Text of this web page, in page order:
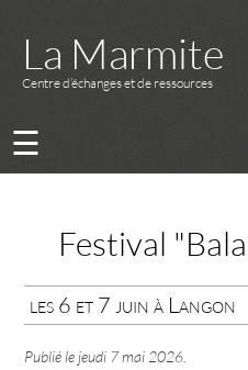
La Marmite
Centre d’échanges et de ressources
☰
Festival
les 6 et 7 juin à Langon
Publié le jeudi 7 mai 2026